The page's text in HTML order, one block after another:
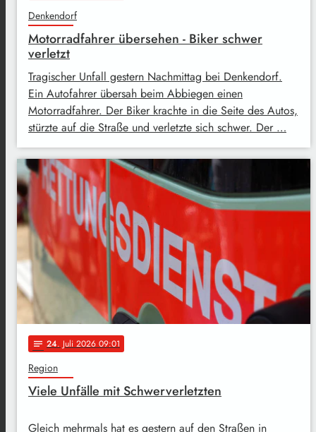
Denkendorf
Motorradfahrer übersehen - Biker schwer
verletzt
Tragischer Unfall gestern Nachmittag bei Denkendorf.
Ein Autofahrer übersah beim Abbiegen einen
Motorradfahrer. Der Biker krachte in die Seite des Autos,
stürzte auf die Straße und verletzte sich schwer. Der …
notes 24. Juli 2026 09:01
Region
Viele Unfälle mit Schwerverletzten
Gleich mehrmals hat es gestern auf den Straßen in